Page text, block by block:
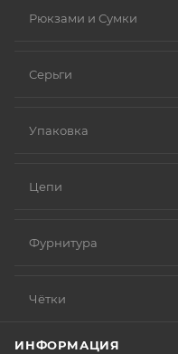
Рюкзами и Сумки
Серьги
Упаковка
Цепи
Фурнитура
Чётки
ИНФОРМАЦИЯ